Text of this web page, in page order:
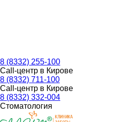
8 (8332) 255-100
Call-центр в Кирове
8 (8332) 711-100
Call-центр в Кирове
8 (8332) 332-004
Стоматология